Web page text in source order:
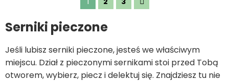
Serniki pieczone
Jeśli lubisz serniki pieczone, jesteś we właściwym
miejscu. Dział z pieczonymi sernikami stoi przed Tobą
otworem, wybierz, piecz i delektuj się. Znajdziesz tu nie